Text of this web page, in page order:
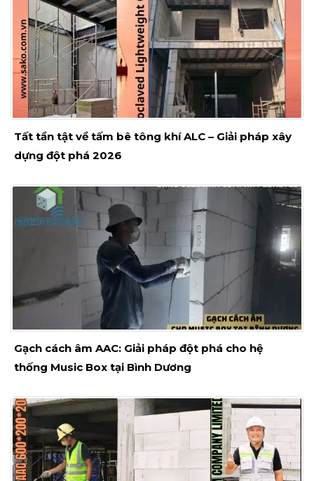
Tất tần tật về tấm bê tông khí ALC – Giải pháp xây
dựng đột phá 2026
Gạch cách âm AAC: Giải pháp đột phá cho hệ
thống Music Box tại Bình Dương